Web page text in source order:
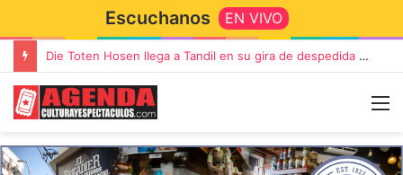
Escuchanos EN VIVO
Die Toten Hosen llega a Tandil en su gira de despedida «Fútbol, Asado, Vino y Adiós Amigos»